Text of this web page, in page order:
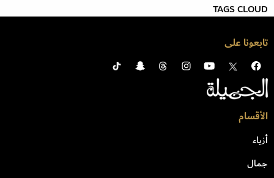
TAGS CLOUD
تابعونا على
الأقسام
أزياء
جمال